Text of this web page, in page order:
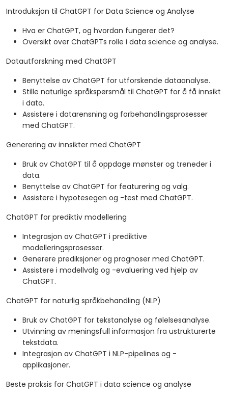
Introduksjon til ChatGPT for Data Science og Analyse
Hva er ChatGPT, og hvordan fungerer det?
Oversikt over ChatGPTs rolle i data science og analyse.
Datautforskning med ChatGPT
Benyttelse av ChatGPT for utforskende dataanalyse.
Stille naturlige språkspørsmål til ChatGPT for å få innsikt
i data.
Assistere i datarensning og forbehandlingsprosesser
med ChatGPT.
Generering av innsikter med ChatGPT
Bruk av ChatGPT til å oppdage mønster og treneder i
data.
Benyttelse av ChatGPT for featurering og valg.
Assistere i hypotesegen og -test med ChatGPT.
ChatGPT for prediktiv modellering
Integrasjon av ChatGPT i prediktive
modelleringsprosesser.
Generere prediksjoner og prognoser med ChatGPT.
Assistere i modellvalg og -evaluering ved hjelp av
ChatGPT.
ChatGPT for naturlig språkbehandling (NLP)
Bruk av ChatGPT for tekstanalyse og følelsesanalyse.
Utvinning av meningsfull informasjon fra ustrukturerte
tekstdata.
Integrasjon av ChatGPT i NLP-pipelines og -
applikasjoner.
Beste praksis for ChatGPT i data science og analyse